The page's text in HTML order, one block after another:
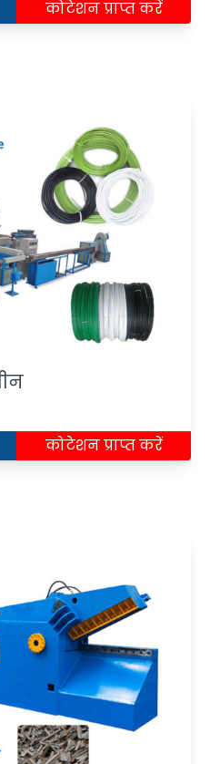
कोटेशन प्राप्त करें
कोटेशन प्राप्त करें